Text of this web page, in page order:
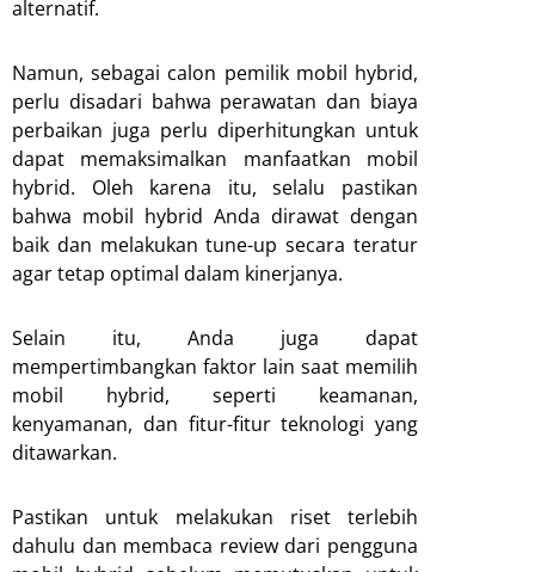
alternatif.
Namun, sebagai calon pemilik mobil hybrid,
perlu disadari bahwa perawatan dan biaya
perbaikan juga perlu diperhitungkan untuk
dapat memaksimalkan manfaatkan mobil
hybrid. Oleh karena itu, selalu pastikan
bahwa mobil hybrid Anda dirawat dengan
baik dan melakukan tune-up secara teratur
agar tetap optimal dalam kinerjanya.
Selain itu, Anda juga dapat
mempertimbangkan faktor lain saat memilih
mobil hybrid, seperti keamanan,
kenyamanan, dan fitur-fitur teknologi yang
ditawarkan.
Pastikan untuk melakukan riset terlebih
dahulu dan membaca review dari pengguna